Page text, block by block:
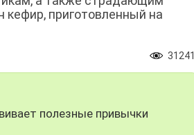
приготовленный на
31241
полезные привычки